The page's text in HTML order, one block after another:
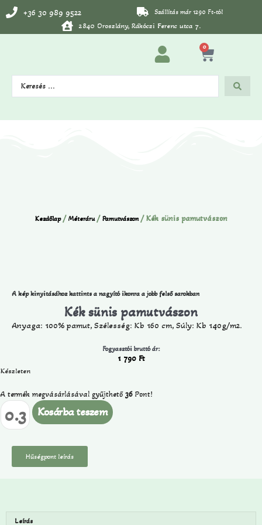
+36 30 989 9522 Szállítás már 1290 Ft-tól
2840 Oroszlány, Rákóczi Ferenc utca 7.
0
Kezdőlap/ Méteráru/ Pamutvászon/ Kék sünis pamutvászon
A kép kinyitásához kattints a nagyító ikonra a jobb felső sarokban
Kék sünis pamutvászon
Anyaga: 100% pamut, Szélesség: Kb 160 cm, Súly: Kb 140g/m2.
Fogyasztói bruttó ár:
1 790 Ft
Készleten
A termék megvásárlásával gyűjthető36 Pont!
Kosárba teszem
Hűségpont leírás
Leírás